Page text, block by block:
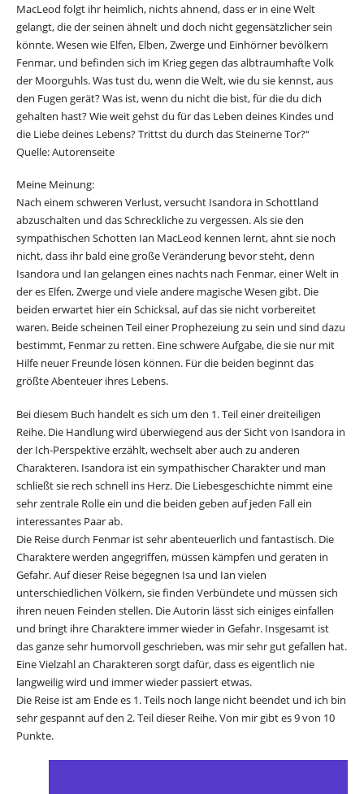
MacLeod folgt ihr heimlich, nichts ahnend, dass er in eine Welt
gelangt, die der seinen ähnelt und doch nicht gegensätzlicher sein
könnte. Wesen wie Elfen, Elben, Zwerge und Einhörner bevölkern
Fenmar, und befinden sich im Krieg gegen das albtraumhafte Volk
der Moorguhls. Was tust du, wenn die Welt, wie du sie kennst, aus
den Fugen gerät? Was ist, wenn du nicht die bist, für die du dich
gehalten hast? Wie weit gehst du für das Leben deines Kindes und
die Liebe deines Lebens? Trittst du durch das Steinerne Tor?“
Quelle: Autorenseite
Meine Meinung:
Nach einem schweren Verlust, versucht Isandora in Schottland
abzuschalten und das Schreckliche zu vergessen. Als sie den
sympathischen Schotten Ian MacLeod kennen lernt, ahnt sie noch
nicht, dass ihr bald eine große Veränderung bevor steht, denn
Isandora und Ian gelangen eines nachts nach Fenmar, einer Welt in
der es Elfen, Zwerge und viele andere magische Wesen gibt. Die
beiden erwartet hier ein Schicksal, auf das sie nicht vorbereitet
waren. Beide scheinen Teil einer Prophezeiung zu sein und sind dazu
bestimmt, Fenmar zu retten. Eine schwere Aufgabe, die sie nur mit
Hilfe neuer Freunde lösen können. Für die beiden beginnt das
größte Abenteuer ihres Lebens.
Bei diesem Buch handelt es sich um den 1. Teil einer dreiteiligen
Reihe. Die Handlung wird überwiegend aus der Sicht von Isandora in
der Ich-Perspektive erzählt, wechselt aber auch zu anderen
Charakteren. Isandora ist ein sympathischer Charakter und man
schließt sie rech schnell ins Herz. Die Liebesgeschichte nimmt eine
sehr zentrale Rolle ein und die beiden geben auf jeden Fall ein
interessantes Paar ab.
Die Reise durch Fenmar ist sehr abenteuerlich und fantastisch. Die
Charaktere werden angegriffen, müssen kämpfen und geraten in
Gefahr. Auf dieser Reise begegnen Isa und Ian vielen
unterschiedlichen Völkern, sie finden Verbündete und müssen sich
ihren neuen Feinden stellen. Die Autorin lässt sich einiges einfallen
und bringt ihre Charaktere immer wieder in Gefahr. Insgesamt ist
das ganze sehr humorvoll geschrieben, was mir sehr gut gefallen hat.
Eine Vielzahl an Charakteren sorgt dafür, dass es eigentlich nie
langweilig wird und immer wieder passiert etwas.
Die Reise ist am Ende es 1. Teils noch lange nicht beendet und ich bin
sehr gespannt auf den 2. Teil dieser Reihe. Von mir gibt es 9 von 10
Punkte.